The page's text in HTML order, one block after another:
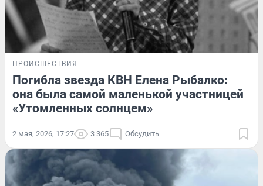
ПРОИСШЕСТВИЯ
Погибла звезда КВН Елена Рыбалко:
она была самой маленькой участницей
«Утомленных солнцем»
2 мая, 2026, 17:27 3 365 Обсудить